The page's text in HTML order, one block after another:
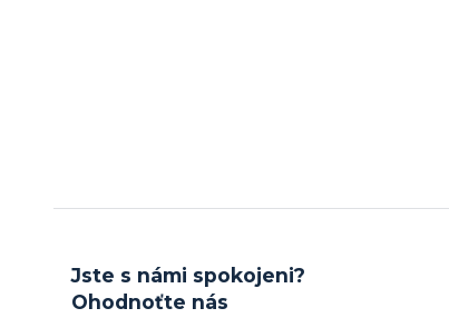
Jste s námi spokojeni?
Ohodnoťte nás